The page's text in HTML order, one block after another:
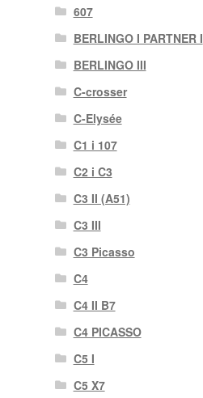
607
BERLINGO I PARTNER I
BERLINGO III
C-crosser
C-Elysée
C1 i 107
C2 i C3
C3 II (A51)
C3 III
C3 Picasso
C4
C4 II B7
C4 PICASSO
C5 I
C5 X7